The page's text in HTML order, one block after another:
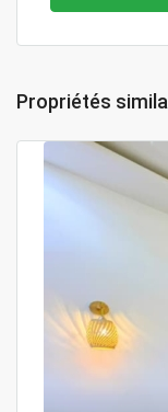
Propriétés